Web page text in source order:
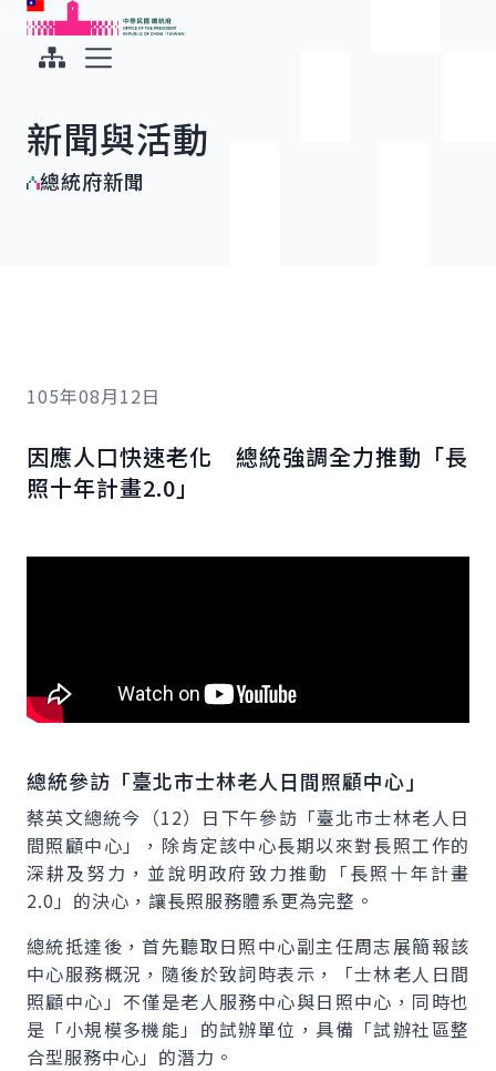
跳到主要內容
中華民國總統府
新聞與活動
總統府新聞
105年08月12日
因應人口快速老化 總統強調全力推動「長
照十年計畫2.0」
總統參訪「臺北市士林老人日間照顧中心」
蔡英文總統今（12）日下午參訪「臺北市士林老人日
間照顧中心」，除肯定該中心長期以來對長照工作的
深耕及努力，並說明政府致力推動「長照十年計畫
2.0」的決心，讓長照服務體系更為完整。
總統抵達後，首先聽取日照中心副主任周志展簡報該
中心服務概況，隨後於致詞時表示，「士林老人日間
照顧中心」不僅是老人服務中心與日照中心，同時也
是「小規模多機能」的試辦單位，具備「試辦社區整
合型服務中心」的潛力。